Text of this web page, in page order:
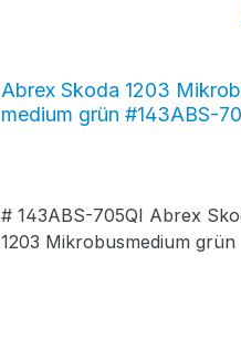
Abrex Skoda 1203
medium grün #143ABS-
# 143ABS-705QI Abrex
1203 Mikrobusmedium grün